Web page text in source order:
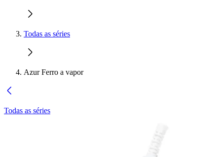
Todas as séries
Azur Ferro a vapor
Todas as séries